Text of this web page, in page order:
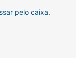
pelo caixa.